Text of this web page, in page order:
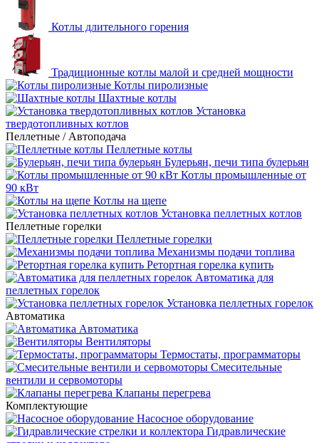
Котлы длительного горения
Традиционные котлы малой и средней мощности
Котлы пиролизные
Шахтные котлы
Установка
твердотопливных котлов
Пеллетные / Автоподача
Пеллетные котлы
Булерьян, печи типа булерьян
Котлы промышленные от
90 кВт
Котлы на щепе
Установка пеллетных котлов
Пеллетные горелки
Пеллетные горелки
Механизмы подачи топлива
Ретортная горелка купить
Автоматика для
пеллетных горелок
Установка пеллетных горелок
Автоматика
Автоматика
Вентиляторы
Термостаты, программаторы
Смесительные
вентили и сервомоторы
Клапаны перегрева
Комплектующие
Насосное оборудование
Гидравлические